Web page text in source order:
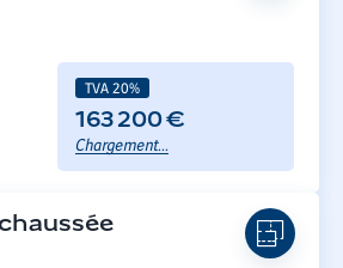
TVA 20%
163 200 €
Chargement...